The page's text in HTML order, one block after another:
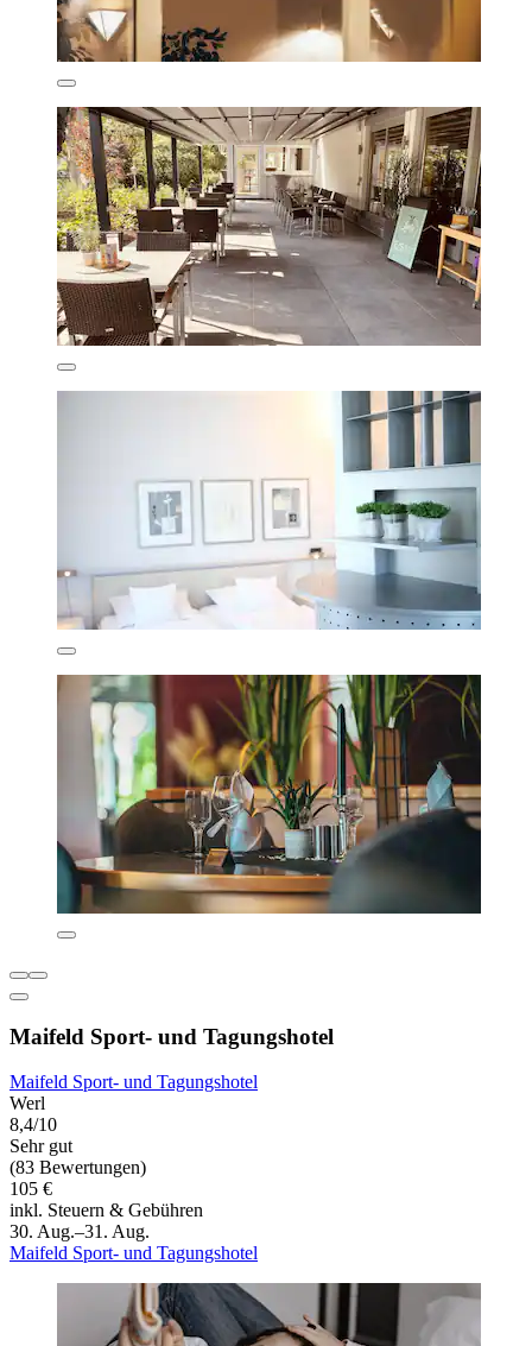
Maifeld Sport- und Tagungshotel
Maifeld Sport- und Tagungshotel
Werl
8,4/10
Sehr gut
(83 Bewertungen)
105 €
inkl. Steuern & Gebühren
30. Aug.–31. Aug.
Maifeld Sport- und Tagungshotel